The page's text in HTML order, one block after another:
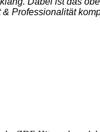
Professionalität